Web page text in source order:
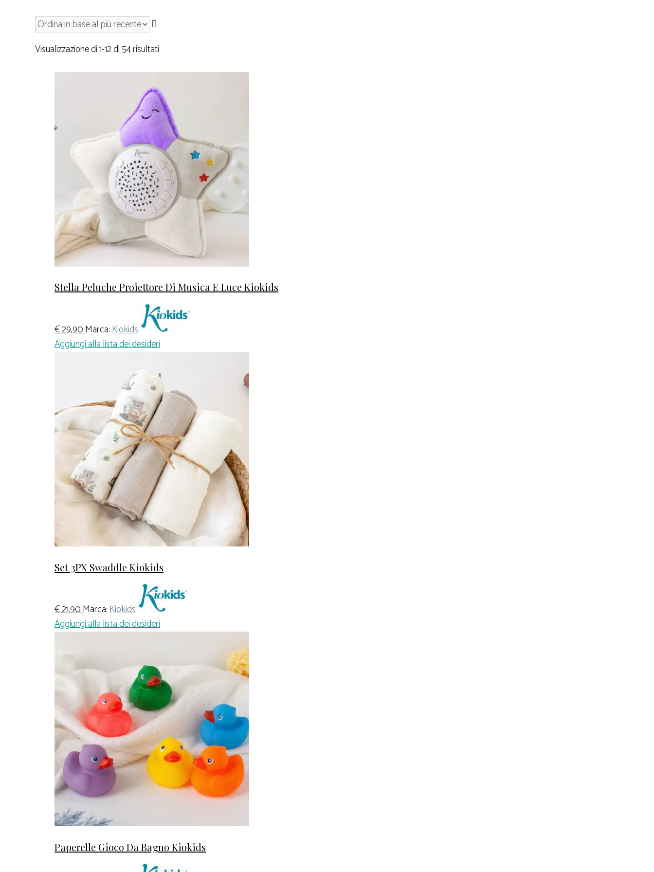
Visualizzazione di 1-12 di 54 risultati
Stella Peluche Proiettore Di Musica E Luce Kiokids
€29,90Marca:Kiokids
Aggiungi alla lista dei desideri
Set 3PX Swaddle Kiokids
€21,90Marca:Kiokids
Aggiungi alla lista dei desideri
Paperelle Gioco Da Bagno Kiokids